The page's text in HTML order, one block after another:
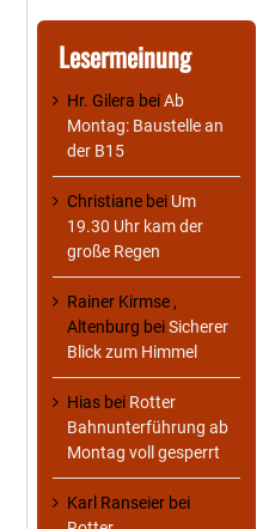
Lesermeinung
Hr. Gilera beiAb
Montag: Baustelle an
der B15
Christiane bei Um
19.30 Uhr kam der
große Regen
Rainer Kirmse ,
Altenburg beiSicherer
Blick zum Himmel
Hias bei Rotter
Bahnunterführung ab
Montag voll gesperrt
Karl Ranseier bei